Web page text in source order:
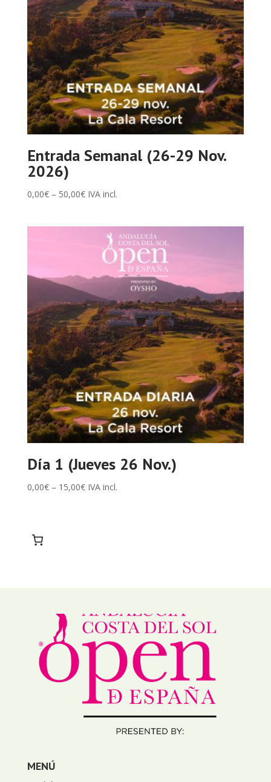
Entrada Semanal (26-29 Nov.
2026)
0,00€– 50,00€IVA incl.
Día 1 (Jueves 26 Nov.)
0,00€– 15,00€IVA incl.
MENÚ